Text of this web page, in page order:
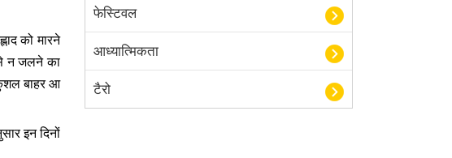
को मारने
न जलने का
बाहर आ
इन दिनों
फेस्टिवल
आध्यात्मिकता
टैरो